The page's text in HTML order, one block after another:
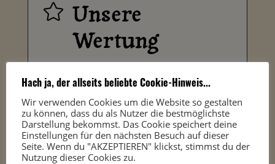
 Unsere
Wertung
Optik 85%
Mundgefühl 88%
Geschmack 90%
Hach ja, der allseits beliebte Cookie-Hinweis...
Wir verwenden Cookies um die Website so gestalten
zu können, dass du als Nutzer die bestmöglichste
Darstellung bekommst. Das Cookie speichert deine
Einstellungen für den nächsten Besuch auf dieser
Seite. Wenn du "AKZEPTIEREN" klickst, stimmst du der
Nutzung dieser Cookies zu.